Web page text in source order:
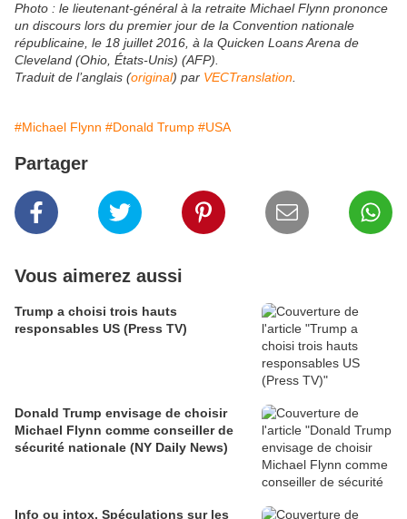
Photo : le lieutenant-général à la retraite Michael Flynn prononce
un discours lors du premier jour de la Convention nationale
républicaine, le 18 juillet 2016, à la Quicken Loans Arena de
Cleveland (Ohio, États-Unis) (AFP).
Traduit de l’anglais (original) par VECTranslation
#Michael Flynn #Donald Trump #USA
Partager
Vous aimerez aussi
Trump a choisi trois hauts
responsables US (Press TV)
Donald Trump envisage de choisir
Michael Flynn comme conseiller de
sécurité nationale (NY Daily News)
Info ou intox. Spéculations sur les